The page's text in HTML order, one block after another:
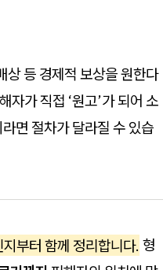
상 등 경제적 보상을 원한다
자가 직접 ‘원고’가 되어 소
면 절차가 달라질 수 있습
부터 함께 정리합니다. 형